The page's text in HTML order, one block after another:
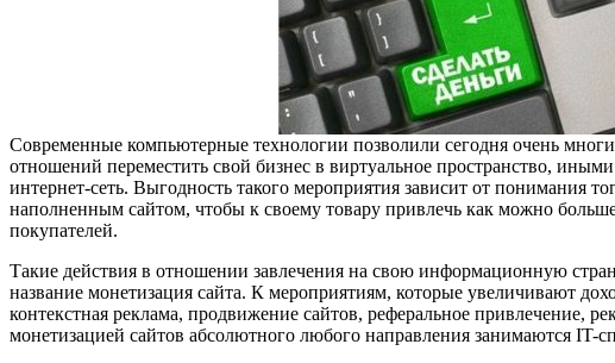
Современные компьютерные технологии позволили сегодня очень
отношений переместить свой бизнес в виртуальное пространство,
интернет-сеть. Выгодность такого мероприятия зависит от понимания
наполненным сайтом, чтобы к своему товару привлечь как можно
покупателей.
Такие действия в отношении завлечения на свою информационную
название монетизация сайта. К мероприятиям, которые увеличивают
контекстная реклама, продвижение сайтов, реферальное привлечение,
монетизацией сайтов абсолютного любого направления занимаются IT-